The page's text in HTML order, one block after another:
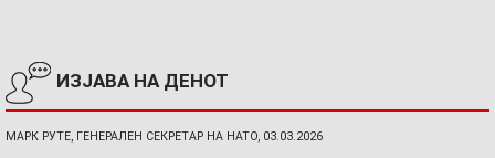
ИЗЈАВА НА ДЕНОТ
МАРК РУТЕ, ГЕНЕРАЛЕН СЕКРЕТАР НА НАТО, 03.03.2026